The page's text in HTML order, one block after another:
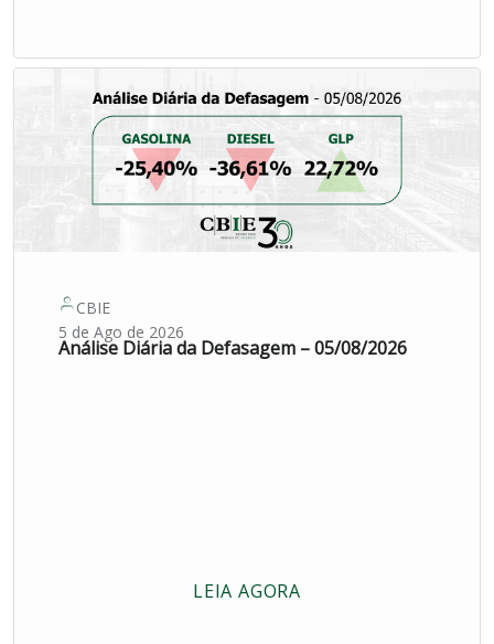
CBIE
5 de Ago de 2026
Análise Diária da Defasagem – 05/08/2026
LEIA AGORA